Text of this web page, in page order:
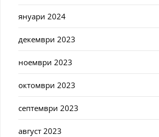
януари 2024
декември 2023
ноември 2023
октомври 2023
септември 2023
август 2023